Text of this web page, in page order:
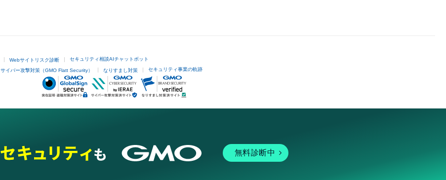
Webサイトリスク診断 セキュリティ相談AIチャットボット
サイバー攻撃対策（GMO Flatt Security） なりすまし対策 セキュリティ事業の軌跡
無料診断中